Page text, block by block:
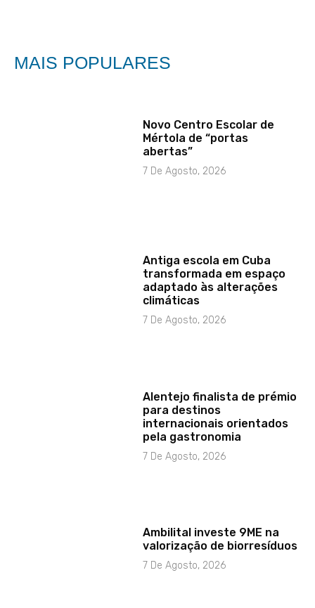
MAIS POPULARES
Novo Centro Escolar de
Mértola de “portas
abertas”
7 De Agosto, 2026
Antiga escola em Cuba
transformada em espaço
adaptado às alterações
climáticas
7 De Agosto, 2026
Alentejo finalista de prémio
para destinos
internacionais orientados
pela gastronomia
7 De Agosto, 2026
Ambilital investe 9ME na
valorização de biorresíduos
7 De Agosto, 2026